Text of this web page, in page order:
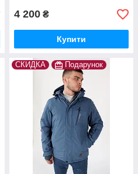
4 200 ₴
Купити
СКИДКА Подарунок